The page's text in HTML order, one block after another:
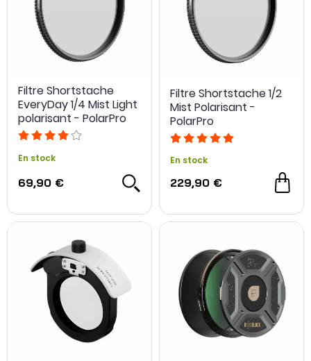
Filtre Shortstache
EveryDay 1/4 Mist Light
polarisant - PolarPro
En stock
69,90 €
Filtre Shortstache 1/2
Mist Polarisant -
PolarPro
En stock
229,90 €